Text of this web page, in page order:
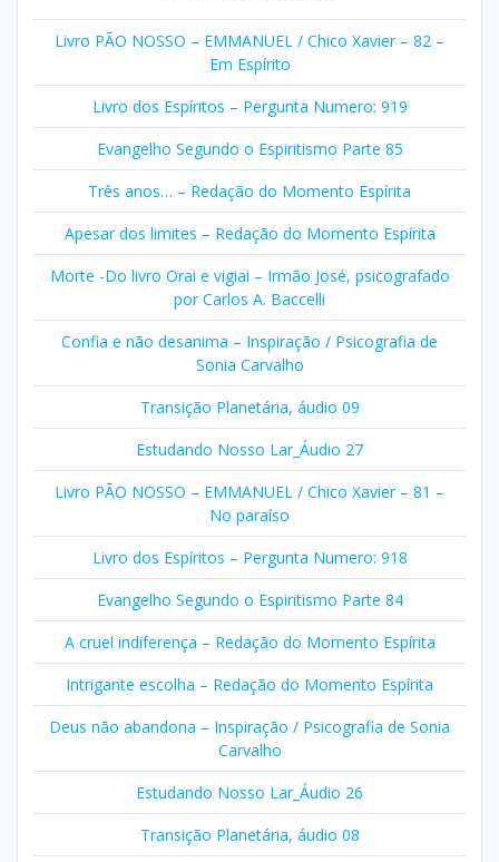
Livro PÃO NOSSO – EMMANUEL / Chico Xavier – 82 –
Em Espírito
Livro dos Espíritos – Pergunta Numero: 919
Evangelho Segundo o Espiritismo Parte 85
Três anos… – Redação do Momento Espírita
Apesar dos limites – Redação do Momento Espírita
Morte -Do livro Orai e vigiai – Irmão José, psicografado
por Carlos A. Baccelli
Confia e não desanima – Inspiração / Psicografia de
Sonia Carvalho
Transição Planetária, áudio 09
Estudando Nosso Lar_Áudio 27
Livro PÃO NOSSO – EMMANUEL / Chico Xavier – 81 –
No paraíso
Livro dos Espíritos – Pergunta Numero: 918
Evangelho Segundo o Espiritismo Parte 84
A cruel indiferença – Redação do Momento Espírita
Intrigante escolha – Redação do Momento Espírita
Deus não abandona – Inspiração / Psicografia de Sonia
Carvalho
Estudando Nosso Lar_Áudio 26
Transição Planetária, áudio 08